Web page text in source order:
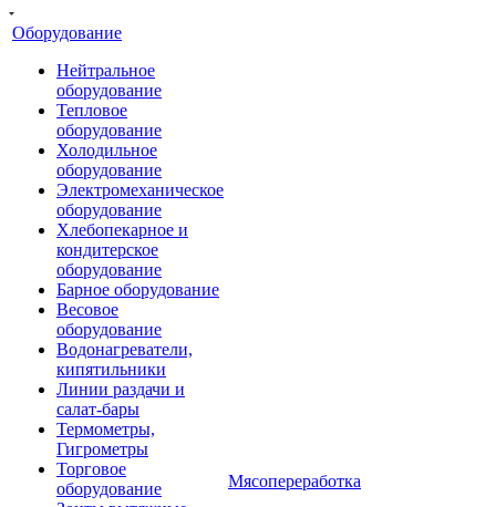
Оборудование
Нейтральное
оборудование
Тепловое
оборудование
Холодильное
оборудование
Электромеханическое
оборудование
Хлебопекарное и
кондитерское
оборудование
Барное оборудование
Весовое
оборудование
Водонагреватели,
кипятильники
Линии раздачи и
салат-бары
Термометры,
Гигрометры
Торговое
оборудование
Мясопереработка